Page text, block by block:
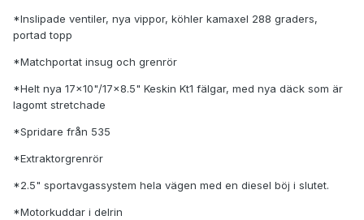
*Inslipade ventiler, nya vippor, köhler kamaxel 288 graders,
portad topp
*Matchportat insug och grenrör
*Helt nya 17x10"/17x8.5" Keskin Kt1 fälgar, med nya däck som är
lagomt stretchade
*Spridare från 535
*Extraktorgrenrör
*2.5" sportavgassystem hela vägen med en diesel böj i slutet.
*Motorkuddar i delrin